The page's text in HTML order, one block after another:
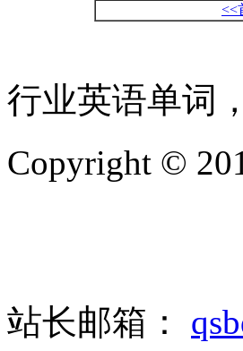
<<
行业英语单词
Copyright ©
站长邮箱：